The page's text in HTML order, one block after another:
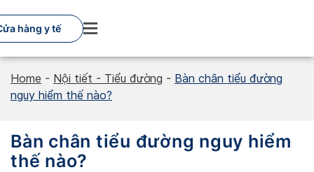
to
content
hàng y tế
Home - Nội tiết - Tiểu đường - Bàn chân tiểu đường
nguy hiểm thế nào?
Bàn chân tiểu đường nguy hiểm
thế nào?